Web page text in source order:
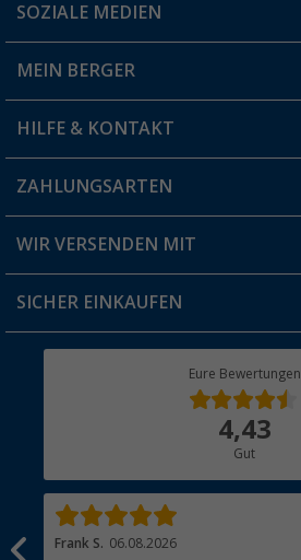
Du hast eine Frage?
Filiale finden
SOZIALE MEDIEN
MEIN BERGER
Vorteilskarte
Blog
Jobs & Karriere
HILFE & KONTAKT
FAQ & Kontakt
Versandinformationen
Rücksendung
ZAHLUNGSARTEN
WIR VERSENDEN MIT
SICHER EINKAUFEN
Eure Bewertungen
4,43
Gut
Frank S. 06.08.2026